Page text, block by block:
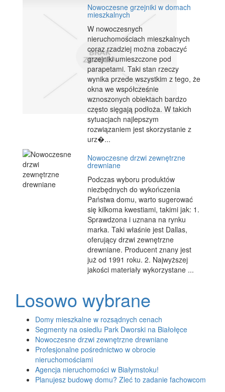
Nowoczesne grzejniki w domach
mieszkalnych
W nowoczesnych
nieruchomościach mieszkalnych
coraz rzadziej można zobaczyć
grzejniki umieszczone pod
parapetami. Taki stan rzeczy
wynika przede wszystkim z tego, że
okna we współcześnie
wznoszonych obiektach bardzo
często sięgają podłoża. W takich
sytuacjach najlepszym
rozwiązaniem jest skorzystanie z
urz�...
Nowoczesne drzwi zewnętrzne
drewniane
Podczas wyboru produktów
niezbędnych do wykończenia
Państwa domu, warto sugerować
się kilkoma kwestiami, takimi jak: 1.
Sprawdzona i uznana na rynku
marka. Taki właśnie jest Dallas,
oferujący drzwi zewnętrzne
drewniane. Producent znany jest
już od 1991 roku. 2. Najwyższej
jakości materiały wykorzystane ...
Losowo wybrane
Domy mieszkalne w rozsądnych cenach
Segmenty na osiedlu Park Dworski na Białołęce
Nowoczesne drzwi zewnętrzne drewniane
Profesjonalne pośrednictwo w obrocie
nieruchomościami
Agencja nieruchomości w Białymstoku!
Planujesz budowę domu? Zleć to zadanie fachowcom